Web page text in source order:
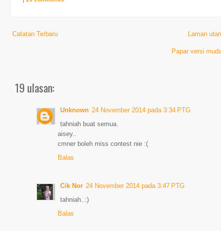
Catatan Terbaru Laman
Papar versi
19 ulasan:
Unknown 24 November 2014 pada 3:34 PTG
tahniah buat semua.
aisey..
cmner boleh miss contest nie :(
Balas
Cik Nor 24 November 2014 pada 3:47 PTG
tahniah..:)
Balas